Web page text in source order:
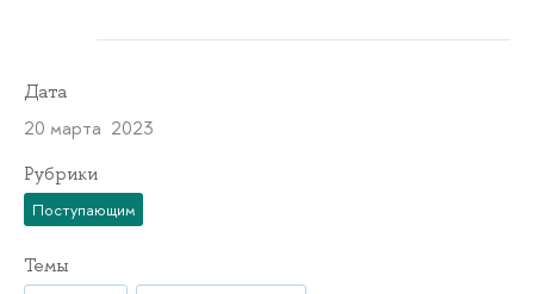
Дата
20 марта 2023
Рубрики
Поступающим
Темы